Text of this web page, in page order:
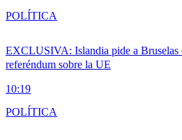
EXCLUSIVA: Islandia pide a Bruselas
referéndum sobre la UE
10:19
POLÍTICA
POLÍTICA